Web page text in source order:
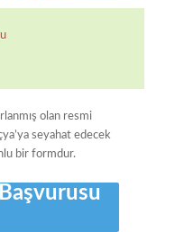
olan resmi
seyahat edecek
bir formdur.